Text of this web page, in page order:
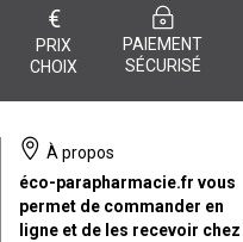
€
PRIX
CHOIX
PAIEMENT
SÉCURISÉ
À propos
éco-parapharmacie.fr vous
permet de commander en
ligne et de les recevoir chez